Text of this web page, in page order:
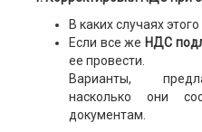
В каких случаях этого
Если все же НДС
ее провести.
Варианты,
насколько они
документам.